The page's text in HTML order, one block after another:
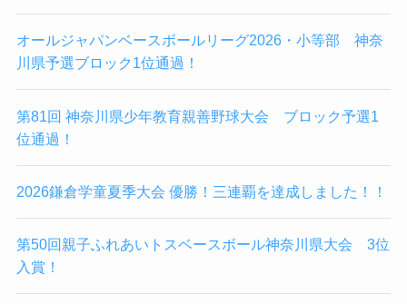
オールジャパンベースボールリーグ2026・小等部 神奈
川県予選ブロック1位通過！
第81回 神奈川県少年教育親善野球大会 ブロック予選1
位通過！
2026鎌倉学童夏季大会 優勝！三連覇を達成しました！！
第50回親子ふれあいトスベースボール神奈川県大会 3位
入賞！